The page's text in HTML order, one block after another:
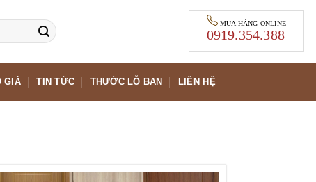
MUA HÀNG ONLINE
0919.354.388
GIÁ TIN TỨC THƯỚC LỖ BAN LIÊN HỆ